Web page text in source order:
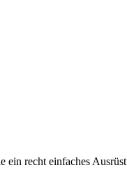
recht einfaches